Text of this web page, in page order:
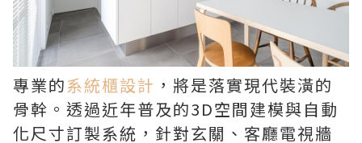
專業的系統櫃設計 ，將是落實現代裝潢的
骨幹。透過近年普及的3D空間建模與自動
化尺寸訂製系統，針對玄關、客廳電視牆